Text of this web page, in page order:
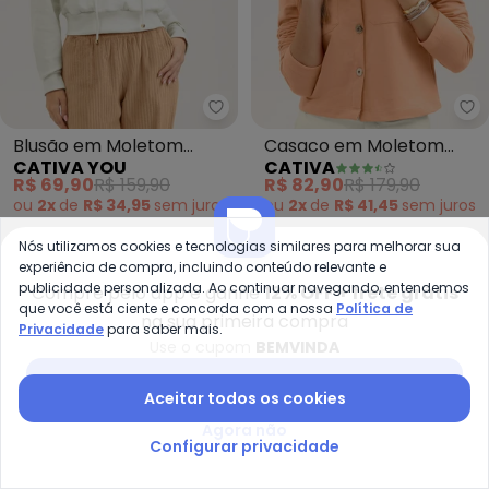
Cativa You - Blusão em
Blusão em Moletom
Texturizado (Off White)
CATIVA YOU
R$ 69,90R$ 159,90
ou 2x de R$ 34,95 sem juros
Casaco em Moletom
(Laranja)
CATIVA
R$ 82,90R$ 179,90
ou 2x de R$ 41,45 sem juros
-11%
-50%
Compre pelo app e ganhe12% OFF + frete grátis
na sua primeira compra
Nós utilizamos cookies e tecnologias similares para melhorar sua
experiência de compra, incluindo conteúdo relevante e
publicidade personalizada. Ao continuar navegando, entendemos
que você está ciente e concorda com a nossa Política de
Privacidadepara saber mais.
Aceitar todos os cookies
Configurar privacidade